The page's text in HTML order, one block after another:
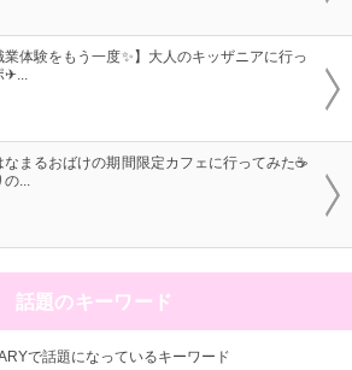
業体験をもう一度✨】大人のキッザニアに行っ
なまるおばけの期間限定カフェに行ってみた☕
...
話題のキーワード
で話題になっているキーワード